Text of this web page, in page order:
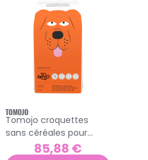
TOMOJO
Tomojo croquettes
sans céréales pour
chien adulte 12kg
85,88 €